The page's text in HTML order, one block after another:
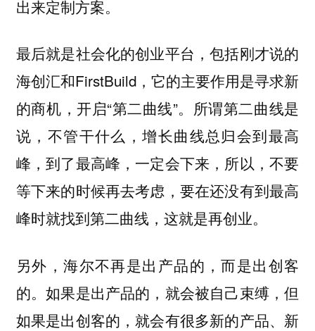
出来定制方案。
最后就是社会化的创业平台，包括刚才说的
海创汇和FirstBuild，它的主要作用是寻求新
的商机，开启“第二曲线”。所谓第二曲线是
说，不管干什么，增长曲线总归会到最高
峰，到了最高峰，一定会下来，所以，不要
等下来的时候再去考虑，要在还没有到最高
峰时就找到第二曲线，这就是再创业。
另外，海尔不再是出产品的，而是出创客
的。如果是出产品的，就会被自己束缚，但
如果是出创客的，就会有很多新的产品、新